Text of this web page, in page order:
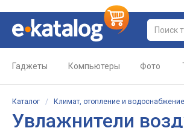
Гаджеты Компьютеры Фото
Каталог / Климат, отопление и водоснабжение
Увлажнители